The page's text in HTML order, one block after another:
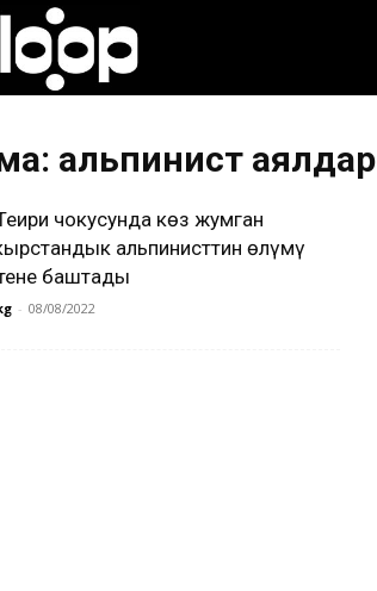
|
альпинист аялдар
чокусунда көз жумган
альпинисттин өлүмү
баштады
- 08/08/2022